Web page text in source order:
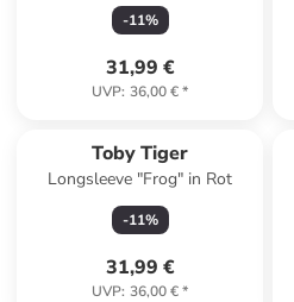
-11%
31,99 €
UVP: 36,00 €*
Toby Tiger
Longsleeve "Frog" in Rot
-11%
31,99 €
UVP: 36,00 €*